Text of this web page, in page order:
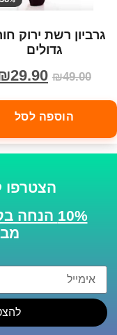
גרביון רשת ירוק
גדולים
₪49.00
29.90
הוספה לסל
הצטרפו
10% הנחה בקנייה הבאה